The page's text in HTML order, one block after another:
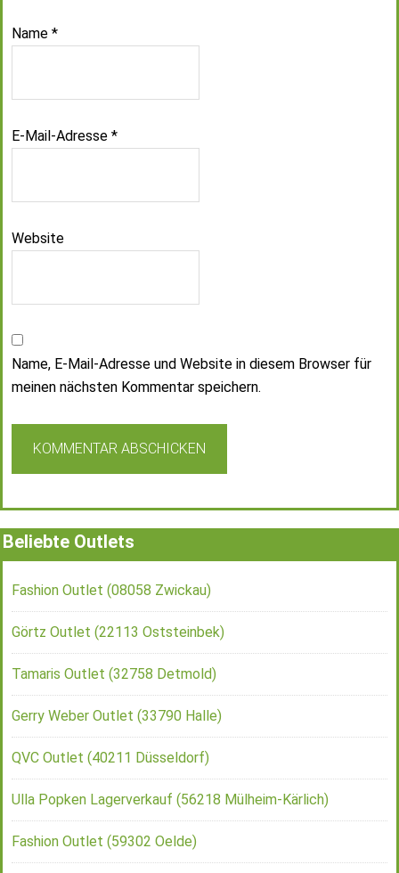
Name *
E-Mail-Adresse *
Website
Name, E-Mail-Adresse und Website in diesem Browser für
meinen nächsten Kommentar speichern.
Beliebte Outlets
Fashion Outlet (08058 Zwickau)
Görtz Outlet (22113 Oststeinbek)
Tamaris Outlet (32758 Detmold)
Gerry Weber Outlet (33790 Halle)
QVC Outlet (40211 Düsseldorf)
Ulla Popken Lagerverkauf (56218 Mülheim-Kärlich)
Fashion Outlet (59302 Oelde)